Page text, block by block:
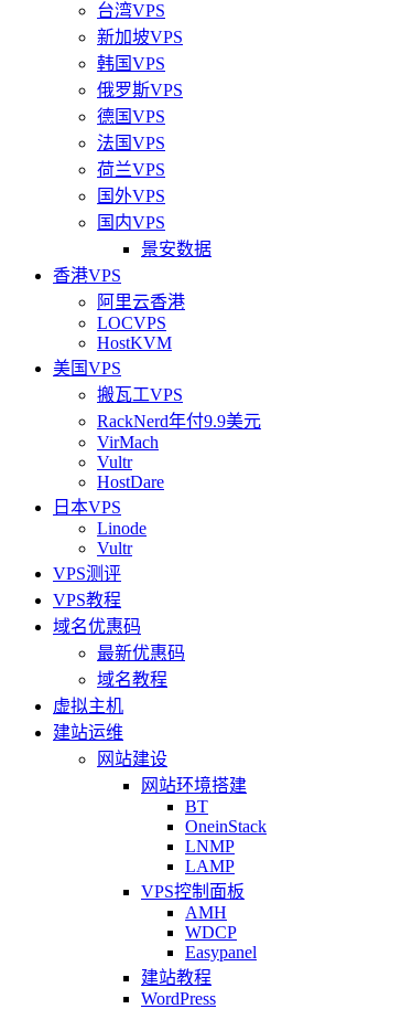
台湾VPS
新加坡VPS
韩国VPS
俄罗斯VPS
德国VPS
法国VPS
荷兰VPS
国外VPS
国内VPS
景安数据
香港VPS
阿里云香港
LOCVPS
HostKVM
美国VPS
搬瓦工VPS
RackNerd年付9.9美元
VirMach
Vultr
HostDare
日本VPS
Linode
Vultr
VPS测评
VPS教程
域名优惠码
最新优惠码
域名教程
虚拟主机
建站运维
网站建设
网站环境搭建
BT
OneinStack
LNMP
LAMP
VPS控制面板
AMH
WDCP
Easypanel
建站教程
WordPress